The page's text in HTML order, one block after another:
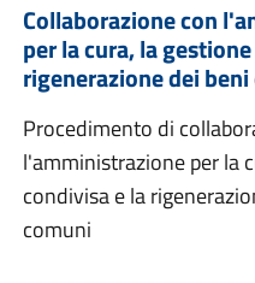
Collaborazione con
per la cura, la
rigenerazione dei
Procedimento di
l'amministrazione per la
condivisa e la
comuni